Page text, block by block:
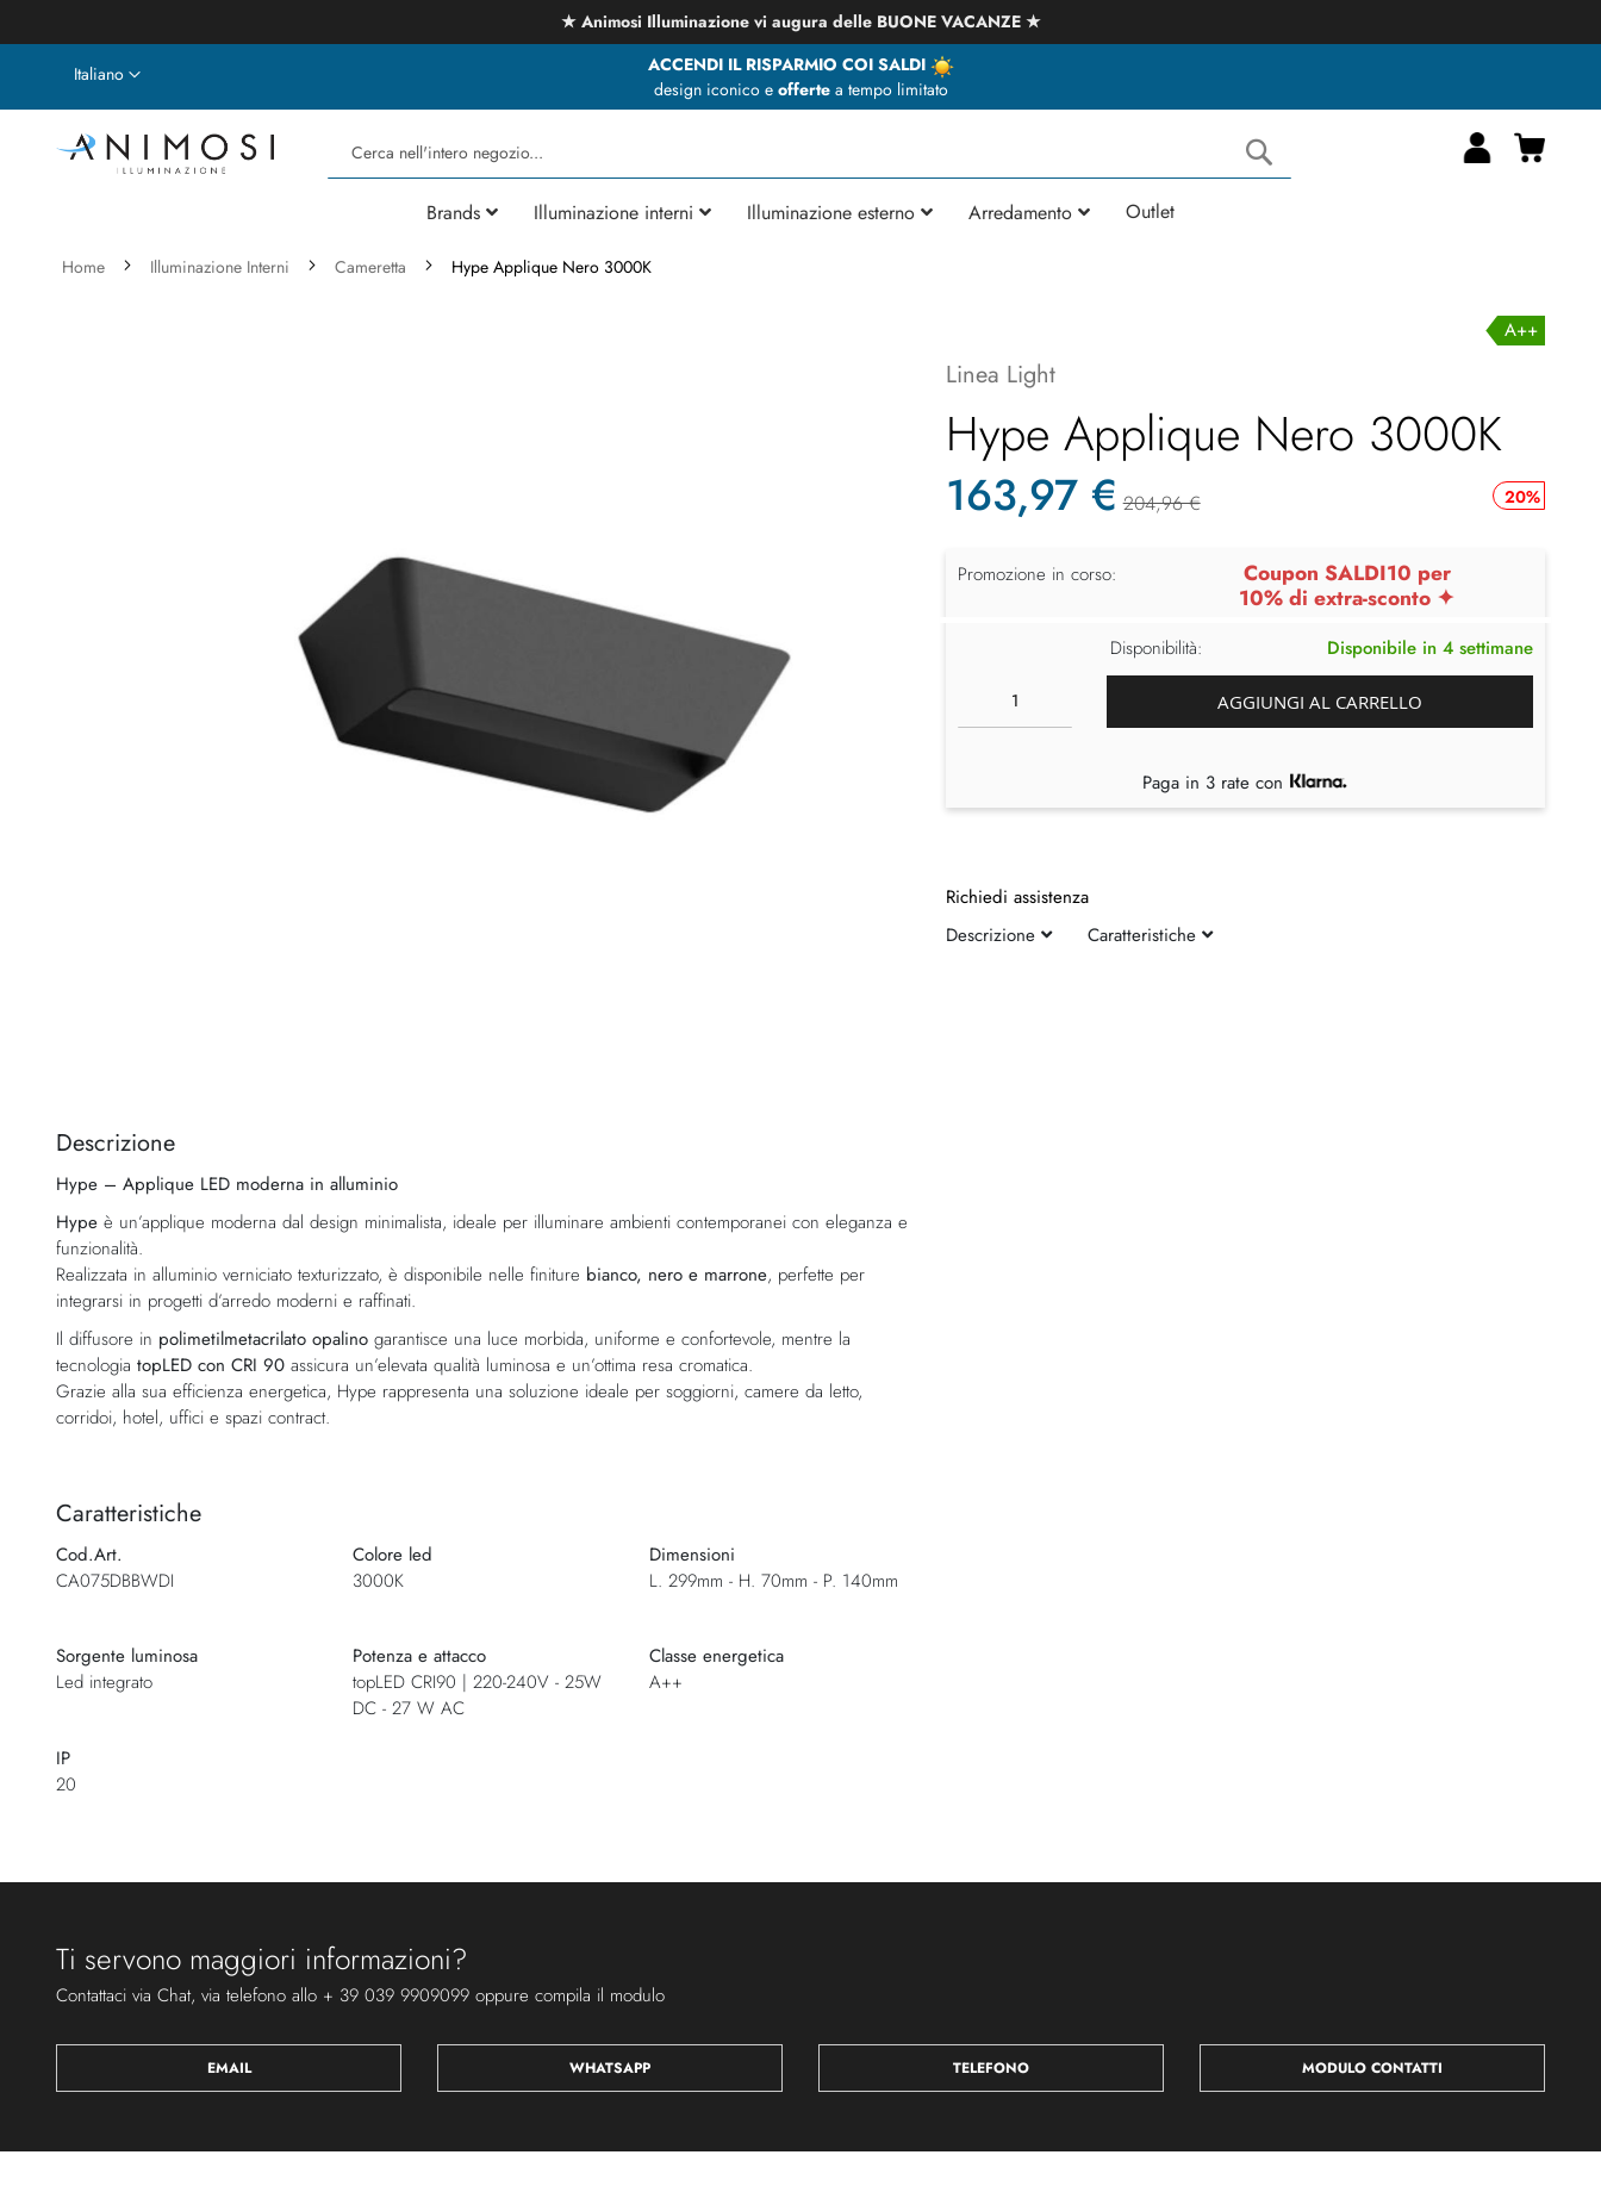
★ Animosi Illuminazione vi augura delle BUONE VACANZE ★
ACCENDI IL RISPARMIO COI SALDI
design iconico e offertea tempo limitato
Lingua
Italiano
Cerca Cerca
Carrello
Brands Illuminazione interni Illuminazione esterno Arredamento Outlet
Home Illuminazione Interni Cameretta Hype Applique Nero 3000K
della
di
immagini
Descrizione
Hype – Applique LED moderna in alluminio
Hype è un’applique moderna dal design minimalista, ideale per illuminare ambienti contemporanei con eleganza e
funzionalità.
Realizzata in alluminio verniciato texturizzato, è disponibile nelle finiture bianco, nero e marrone, perfette per
integrarsi in progetti d’arredo moderni e raffinati.
Il diffusore in polimetilmetacrilato opalino garantisce una luce morbida, uniforme e confortevole, mentre la
tecnologia topLED con CRI 90 assicura un’elevata qualità luminosa e un’ottima resa cromatica.
Grazie alla sua efficienza energetica, Hype rappresenta una soluzione ideale per soggiorni, camere da letto,
corridoi, hotel, uffici e spazi contract.
Caratteristiche
Cod.Art.
CA075DBBWDI
Colore led
3000K
Dimensioni
L. 299mm - H. 70mm - P. 140mm
Sorgente luminosa
Led integrato
Potenza e attacco
topLED CRI90 | 220-240V - 25W
DC - 27 W AC
Classe energetica
A++
IP
20
A++
Linea Light
Hype Applique Nero 3000K
20%
163,97 € 204,96 €
Promozione in corso:
Coupon SALDI10 per
10% di extra-sconto ✦
Disponibilità: Disponibile in 4 settimane
AGGIUNGI AL CARRELLO
Paga in 3 rate con
Richiedi assistenza
Descrizione
Caratteristiche
Ti servono maggiori informazioni?
Contattaci via Chat, via telefono allo + 39 039 9909099 oppure compila il modulo
EMAIL WHATSAPP TELEFONO MODULO CONTATTI